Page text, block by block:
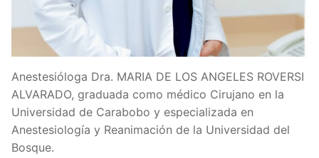
Anestesióloga Dra. MARIA DE LOS ANGELES ROVERSI
ALVARADO, graduada como médico Cirujano en la
Universidad de Carabobo y especializada en
Anestesiología y Reanimación de la Universidad del
Bosque.